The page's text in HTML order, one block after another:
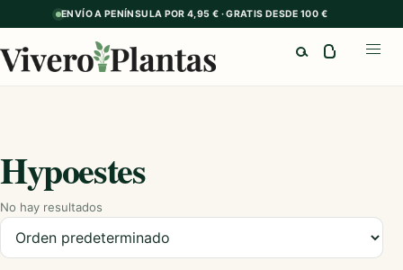
ENVÍO A PENÍNSULA POR 4,95 € · GRATIS DESDE 100 €
Hypoestes
No hay resultados
Ordenar productos